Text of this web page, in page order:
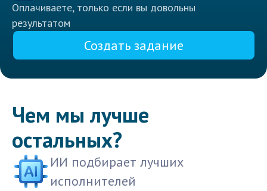
Оплачиваете, только если вы довольны
результатом
Создать задание
Чем мы лучше
остальных?
ИИ подбирает лучших
исполнителей